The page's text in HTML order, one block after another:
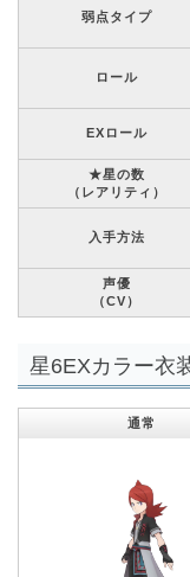
弱点タイプ
ロール
EXロール
★星の数
（レアリティ）
入手方法
声優
（CV）
星6EXカラー衣
通常